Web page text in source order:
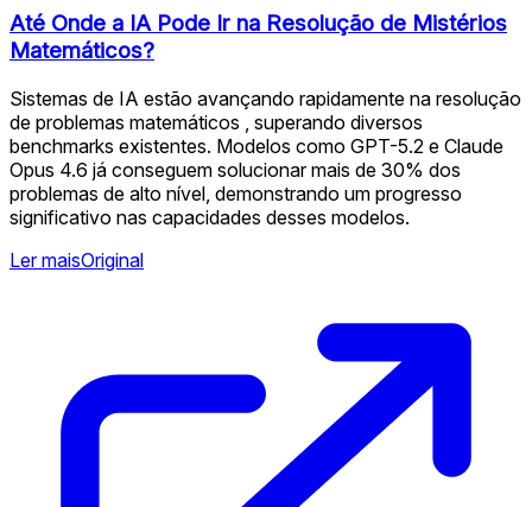
Até Onde a IA Pode Ir na Resolução de Mistérios
Matemáticos?
Sistemas de IA estão avançando rapidamente na resolução
de problemas matemáticos , superando diversos
benchmarks existentes. Modelos como GPT-5.2 e Claude
Opus 4.6 já conseguem solucionar mais de 30% dos
problemas de alto nível, demonstrando um progresso
significativo nas capacidades desses modelos.
Ler maisOriginal